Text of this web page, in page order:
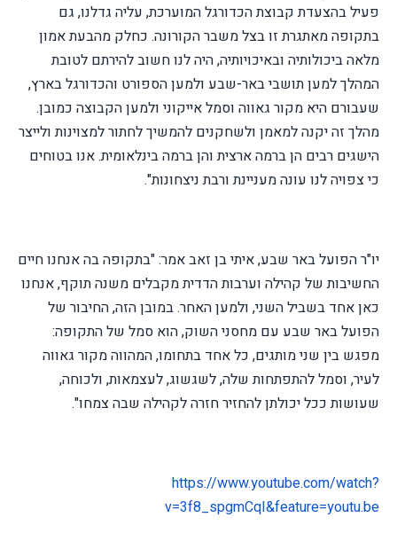
פעיל בהצעדת קבוצת הכדורגל המוערכת, עליה גדלנו, גם
בתקופה מאתגרת זו בצל משבר הקורונה. כחלק מהבעת אמון
מלאה ביכולותיה ובאיכויותיה, היה לנו חשוב להירתם לטובת
המהלך למען תושבי באר-שבע ולמען הספורט והכדורגל בארץ,
שעבורם היא מקור גאווה וסמל אייקוני ולמען הקבוצה כמובן.
מהלך זה יקנה למאמן ולשחקנים להמשיך לחתור למצוינות ולייצר
הישגים רבים הן ברמה ארצית והן ברמה בינלאומית. אנו בטוחים
כי צפויה לנו עונה מעניינת ורבת ניצחונות".
יו"ר הפועל באר שבע, איתי בן זאב אמר: "בתקופה בה אנחנו חיים
החשיבות של קהילה וערבות הדדית מקבלים משנה תוקף, אנחנו
כאן אחד בשביל השני, ולמען האחר. במובן הזה, החיבור של
הפועל באר שבע עם מחסני השוק, הוא סמל של התקופה:
מפגש בין שני מותגים, כל אחד בתחומו, המהווה מקור גאווה
לעיר, וסמל להתפתחות שלה, לשגשוג, לעצמאות, ולכוחה,
שעושות ככל יכולתן להחזיר חזרה לקהילה שבה צמחו".
https://www.youtube.com/watch?
v=3f8_spgmCqI&feature=youtu.be